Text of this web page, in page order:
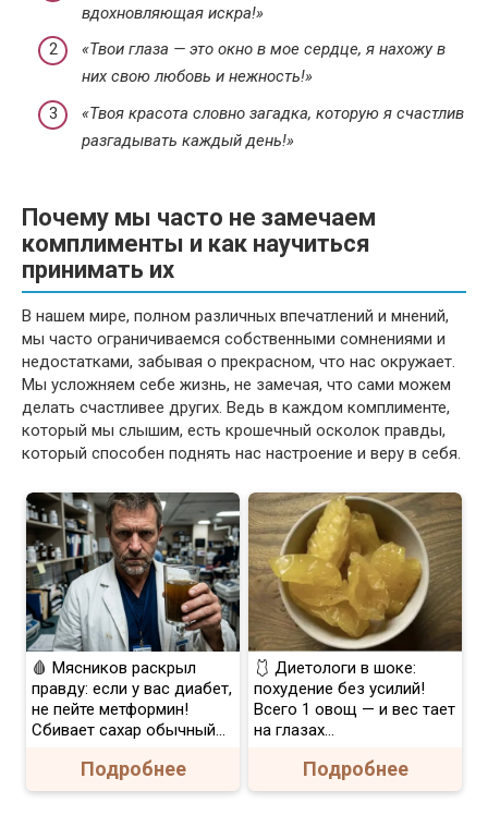
вдохновляющая искра!»
«Твои глаза — это окно в мое сердце, я нахожу в
них свою любовь и нежность!»
«Твоя красота словно загадка, которую я счастлив
разгадывать каждый день!»
Почему мы часто не замечаем
комплименты и как научиться
принимать их
В нашем мире, полном различных впечатлений и мнений,
мы часто ограничиваемся собственными сомнениями и
недостатками, забывая о прекрасном, что нас окружает.
Мы усложняем себе жизнь, не замечая, что сами можем
делать счастливее других. Ведь в каждом комплименте,
который мы слышим, есть крошечный осколок правды,
который способен поднять нас настроение и веру в себя.
🩸 Мясников раскрыл
правду: если у вас диабет,
не пейте метформин!
Сбивает сахар обычный...
Подробнее
🩱 Диетологи в шоке:
похудение без усилий!
Всего 1 овощ — и вес тает
на глазах…
Подробнее